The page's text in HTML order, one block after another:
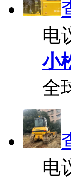
电
小
全
电